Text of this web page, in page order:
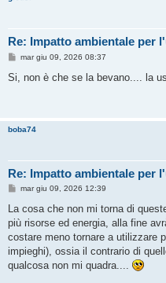
Re: Impatto ambientale per
M
s
i
o
mar giu 09, 2026 08:37
Si, non è che se la bevano.... la
boba74
Re: Impatto ambientale per
M
s
a
g
i
o
mar giu 09, 2026 12:39
La cosa che non mi torna di
più risorse ed energia, alla fine
costare meno tornare a utilizzare
impieghi), ossia il contrario di
qualcosa non mi quadra....